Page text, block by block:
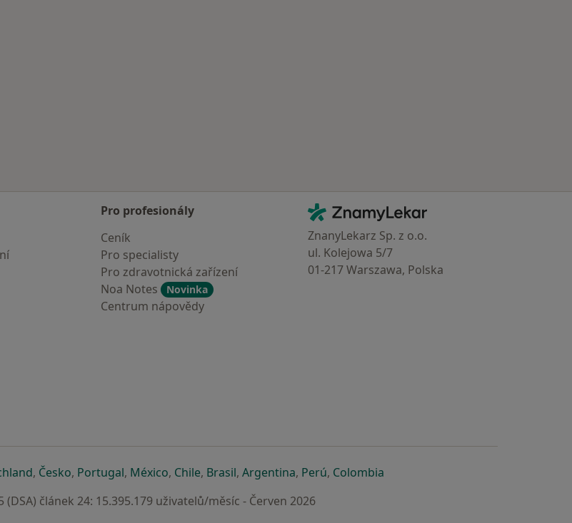
Pro profesionály
Ceník
Pro specialisty
Pro zdravotnická zařízení
Noa Notes
Novinka
Centrum nápovědy
Kontakt
ZnamyLekar - Hlavní stránka
ZnanyLekarz Sp. z o.o.
ul. Kolejowa 5/7
01-217 Warszawa, Polska
záložce
v nové záložce
se otevře v nové záložce
, Českose otevře v nové záložce
, Portugalse otevře v nové záložce
, Méxicose otevře v nové záložce
, Chilese otevře v nové záložce
, Brasilse otevře v nové záložce
, Argentinase otevře v nové záložce
, Perúse otevře v nové záložce
, Colombiase otevře v nové záložce
(DSA) článek 24: 15.395.179 uživatelů/měsíc - Červen 2026